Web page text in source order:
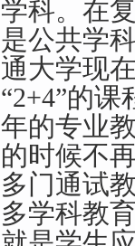
科。在
公共学
大学现
的
的专业
时候不
门通试
学科教